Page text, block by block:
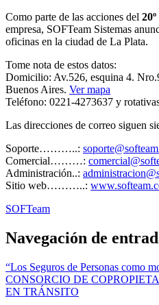
Como parte de las acciones del
empresa, SOFTeam Sistemas
oficinas en la ciudad de La Plata.
Tome nota de estos datos:
Domicilio: Av.526, esquina 4.
Buenos Aires. Ver mapa
Teléfono: 0221-4273637 y
Las direcciones de correo siguen
Soporte………..:
Comercial………:
Administración..:
Sitio web………..:
SOFTeam
Navegación de
“Los Seguros de Personas como
CONSORCIO DE
EN TRÁNSITO